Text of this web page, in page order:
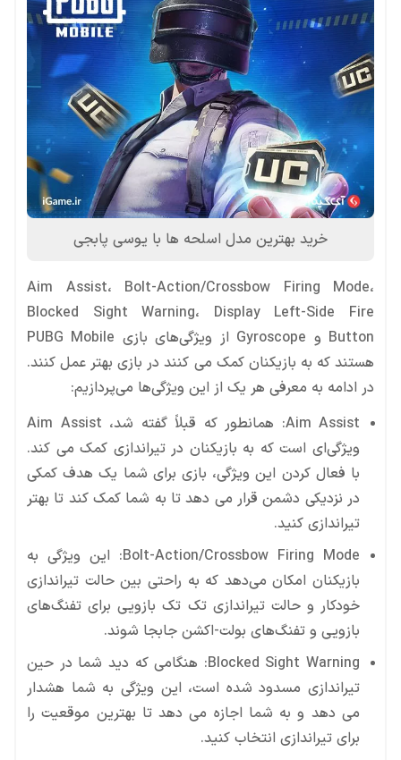
خرید بهترین مدل اسلحه ها با یوسی پابجی
Aim Assist، Bolt-Action/Crossbow Firing Mode،
Blocked Sight Warning، Display Left-Side Fire
Button و Gyroscope از ویژگی‌های بازی PUBG Mobile
هستند که به بازیکنان کمک می کنند در بازی بهتر عمل کنند.
در ادامه به معرفی هر یک از این ویژگی‌ها می‌پردازیم:
Aim Assist: همانطور که قبلاً گفته شد، Aim Assist
ویژگی‌ای است که به بازیکنان در تیراندازی کمک می کند.
با فعال کردن این ویژگی، بازی برای شما یک هدف کمکی
در نزدیکی دشمن قرار می دهد تا به شما کمک کند تا بهتر
تیراندازی کنید.
Bolt-Action/Crossbow Firing Mode: این ویژگی به
بازیکنان امکان می‌دهد که به راحتی بین حالت تیراندازی
خودکار و حالت تیراندازی تک تک بازویی برای تفنگ‌های
بازویی و تفنگ‌های بولت-اکشن جابجا شوند.
Blocked Sight Warning: هنگامی که دید شما در حین
تیراندازی مسدود شده است، این ویژگی به شما هشدار
می دهد و به شما اجازه می دهد تا بهترین موقعیت را
برای تیراندازی انتخاب کنید.